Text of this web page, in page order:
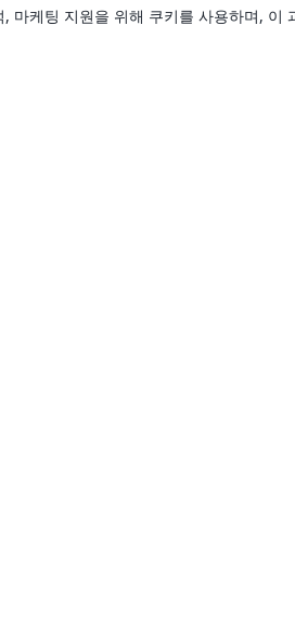
마케팅 지원을 위해 쿠키를 사용하며, 이